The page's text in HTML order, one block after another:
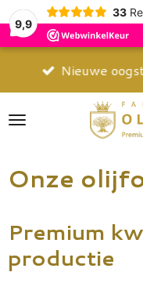
9,9
33
Nieuwe
Onze
Premium
productie